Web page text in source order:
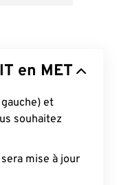
en MET
et
souhaitez
mise à jour